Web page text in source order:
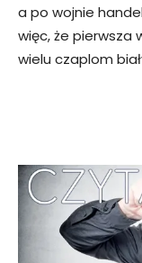
a po wojnie
więc, że pierwsza
wielu czaplom